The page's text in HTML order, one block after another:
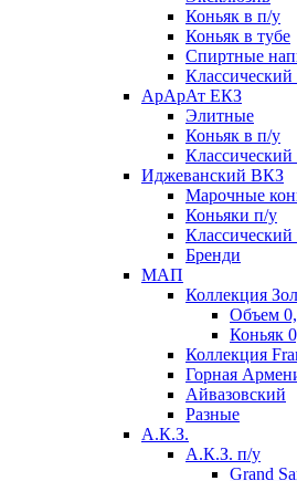
Коньяк в п/у
Коньяк в тубе
Спиртные
Классический
АрАрАт ЕКЗ
Элитные
Коньяк в п/у
Классический
Иджеванский ВКЗ
Марочные
Коньяки п/у
Классический
Бренди
МАП
Коллекция
Объем
Коньяк
Коллекция
Горная
Айвазовский
Разные
А.К.З.
А.К.З. п/у
Grand